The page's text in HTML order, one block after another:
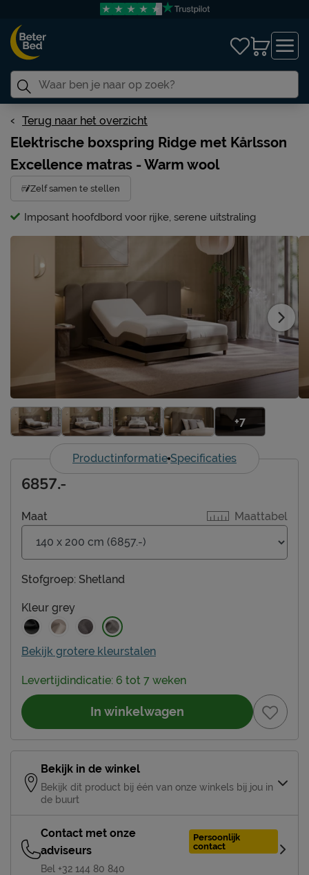
Terug naar het overzicht
Elektrische boxspring Ridge met Kårlsson
Excellence matras - Warm wool
Zelf samen te stellen
Imposant hoofdbord voor rijke, serene uitstraling
+7
Productinformatie Specificaties
Maattabel
Maat
Stofgroep: Shetland
Kleur grey
Bekijk grotere kleurstalen
6857.-
Levertijdindicatie: 6 tot 7 weken
In winkelwagen
Bekijk in de winkel
Bekijk dit product bij één van onze winkels bij jou in
de buurt
Contact met onze
adviseurs
Persoonlijk
contact
Bel +32 144 80 840